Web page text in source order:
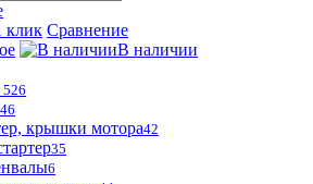
клик Сравнение
В наличии
526
46
крышки мотора42
35
6